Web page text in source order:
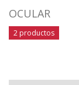
OCULAR
2 productos